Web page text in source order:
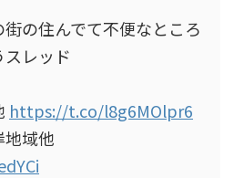
街の住んでて不便なところ
レッド
https://t.co/l8g6MOlpr6
域他